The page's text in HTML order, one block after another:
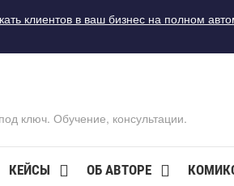
клиентов в ваш бизнес на полном
ключ. Обучение, консультации.
КЕЙСЫ ОБ АВТОРЕ